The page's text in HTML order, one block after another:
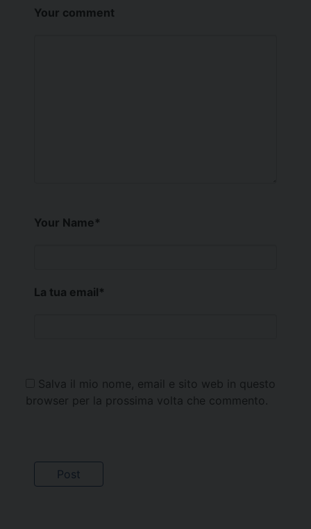
Your comment
Your Name*
La tua email*
Salva il mio nome, email e sito web in questo
browser per la prossima volta che commento.